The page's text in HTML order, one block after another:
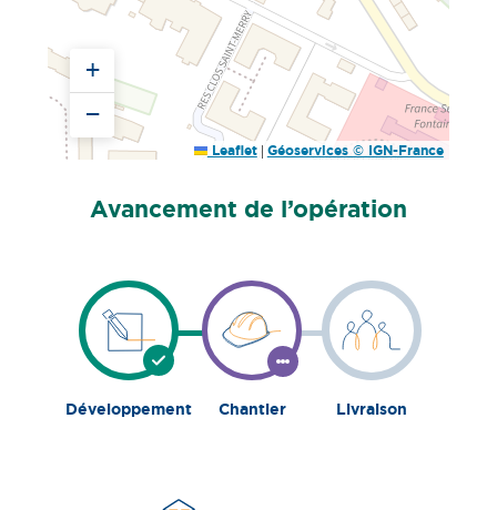
+
−
Leaflet | Géoservices © IGN-France
Avancement de l’opération
Avancement
actuel
Chantier
Développement
Chantier
Livraison